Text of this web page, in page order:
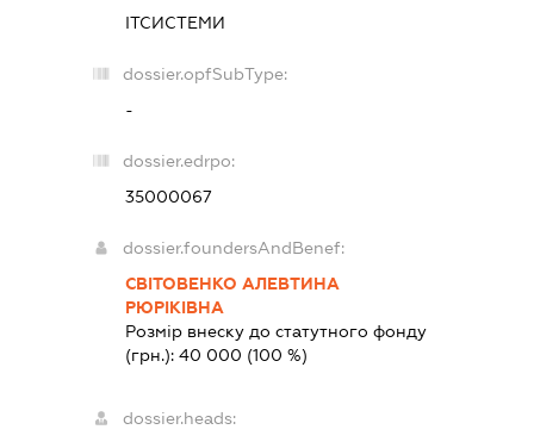
ІТСИСТЕМИ
dossier.opfSubType:
-
dossier.edrpo:
35000067
dossier.foundersAndBenef:
СВІТОВЕНКО АЛЕВТИНА
РЮРІКІВНА
Розмір внеску до статутного фонду
(грн.):40 000 (100 %)
dossier.heads: